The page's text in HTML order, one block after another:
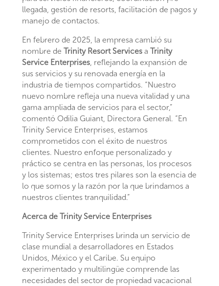
llegada, gestión de resorts, facilitación de pagos y
manejo de contactos.
En febrero de 2025, la empresa cambió su
nombre de Trinity Resort Servicesa Trinity
Service Enterprises, reflejando la expansión de
sus servicios y su renovada energía en la
industria de tiempos compartidos. “Nuestro
nuevo nombre refleja una nueva vitalidad y una
gama ampliada de servicios para el sector,”
comentó Odilia Guiant, Directora General. “En
Trinity Service Enterprises, estamos
comprometidos con el éxito de nuestros
clientes. Nuestro enfoque personalizado y
práctico se centra en las personas, los procesos
y los sistemas; estos tres pilares son la esencia de
lo que somos y la razón por la que brindamos a
nuestros clientes tranquilidad.”
Acerca de Trinity Service Enterprises
Trinity Service Enterprises brinda un servicio de
clase mundial a desarrolladores en Estados
Unidos, México y el Caribe. Su equipo
experimentado y multilingüe comprende las
necesidades del sector de propiedad vacacional